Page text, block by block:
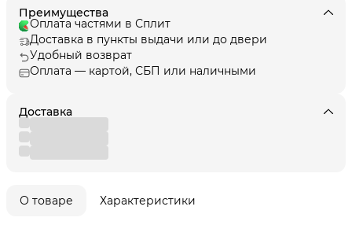
Преимущества
Оплата частями в Сплит
Доставка в пункты выдачи или до двери
Удобный возврат
Оплата — картой, СБП или наличными
Доставка
О товаре Характеристики